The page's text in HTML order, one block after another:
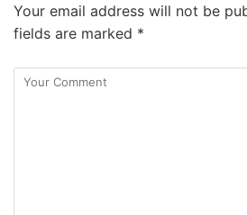
Your email address will not be
fields are marked *